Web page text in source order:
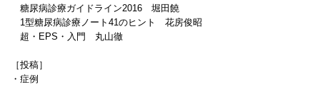
糖尿病診療ガイドライン2016 堀田饒
1型糖尿病診療ノート41のヒント 花房俊昭
超・EPS・入門 丸山徹
［投稿］
・症例